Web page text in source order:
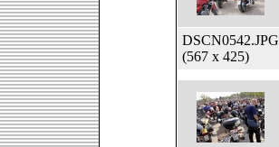
DSCN0542.JPG
(567 x 425)